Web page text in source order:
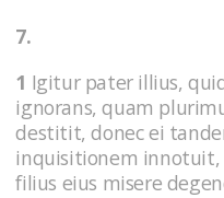
7.
1 Igitur pater illius,
ignorans, quam
destitit, donec ei
inquisitionem innotuit,
filius eius misere